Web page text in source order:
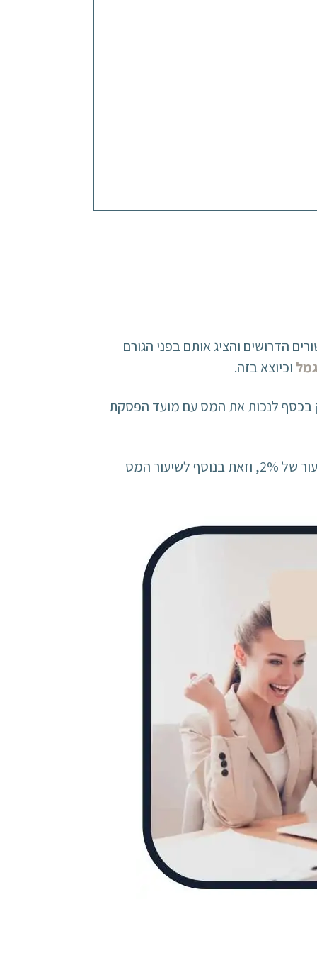
הדרושים והציג אותם בפני הגורם
וכיוצא בזה.
בכסף לנכות את המס עם מועד הפסקת
יש לציין, שהכנסות גבוהות של למעלה מ-811,560 ש"ח בשנה מחויבות במס נוסף על הכנסות גבוהות בשיעור של 2%, וזאת בנוסף לשיעור המס